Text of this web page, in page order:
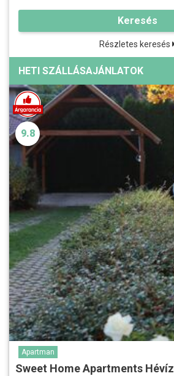
Keresés
Részletes keresés
HETI SZÁLLÁSAJÁNLATOK
9.8
Apartman
Sweet Home Apartments Hévíz